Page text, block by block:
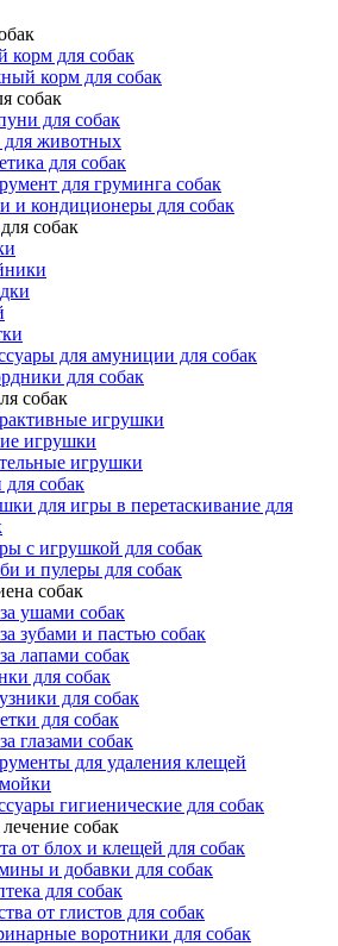
корм для собак
корм для собак
собак
для собак
для животных
для собак
для груминга собак
и кондиционеры для собак
собак
для амуниции для собак
для собак
собак
игрушки
игрушки
игрушки
собак
для игры в перетаскивание для
с игрушкой для собак
и пулеры для собак
собак
ушами собак
зубами и пастью собак
лапами собак
для собак
для собак
для собак
глазами собак
для удаления клещей
гигиенические для собак
собак
от блох и клещей для собак
и добавки для собак
для собак
от глистов для собак
воротники для собак